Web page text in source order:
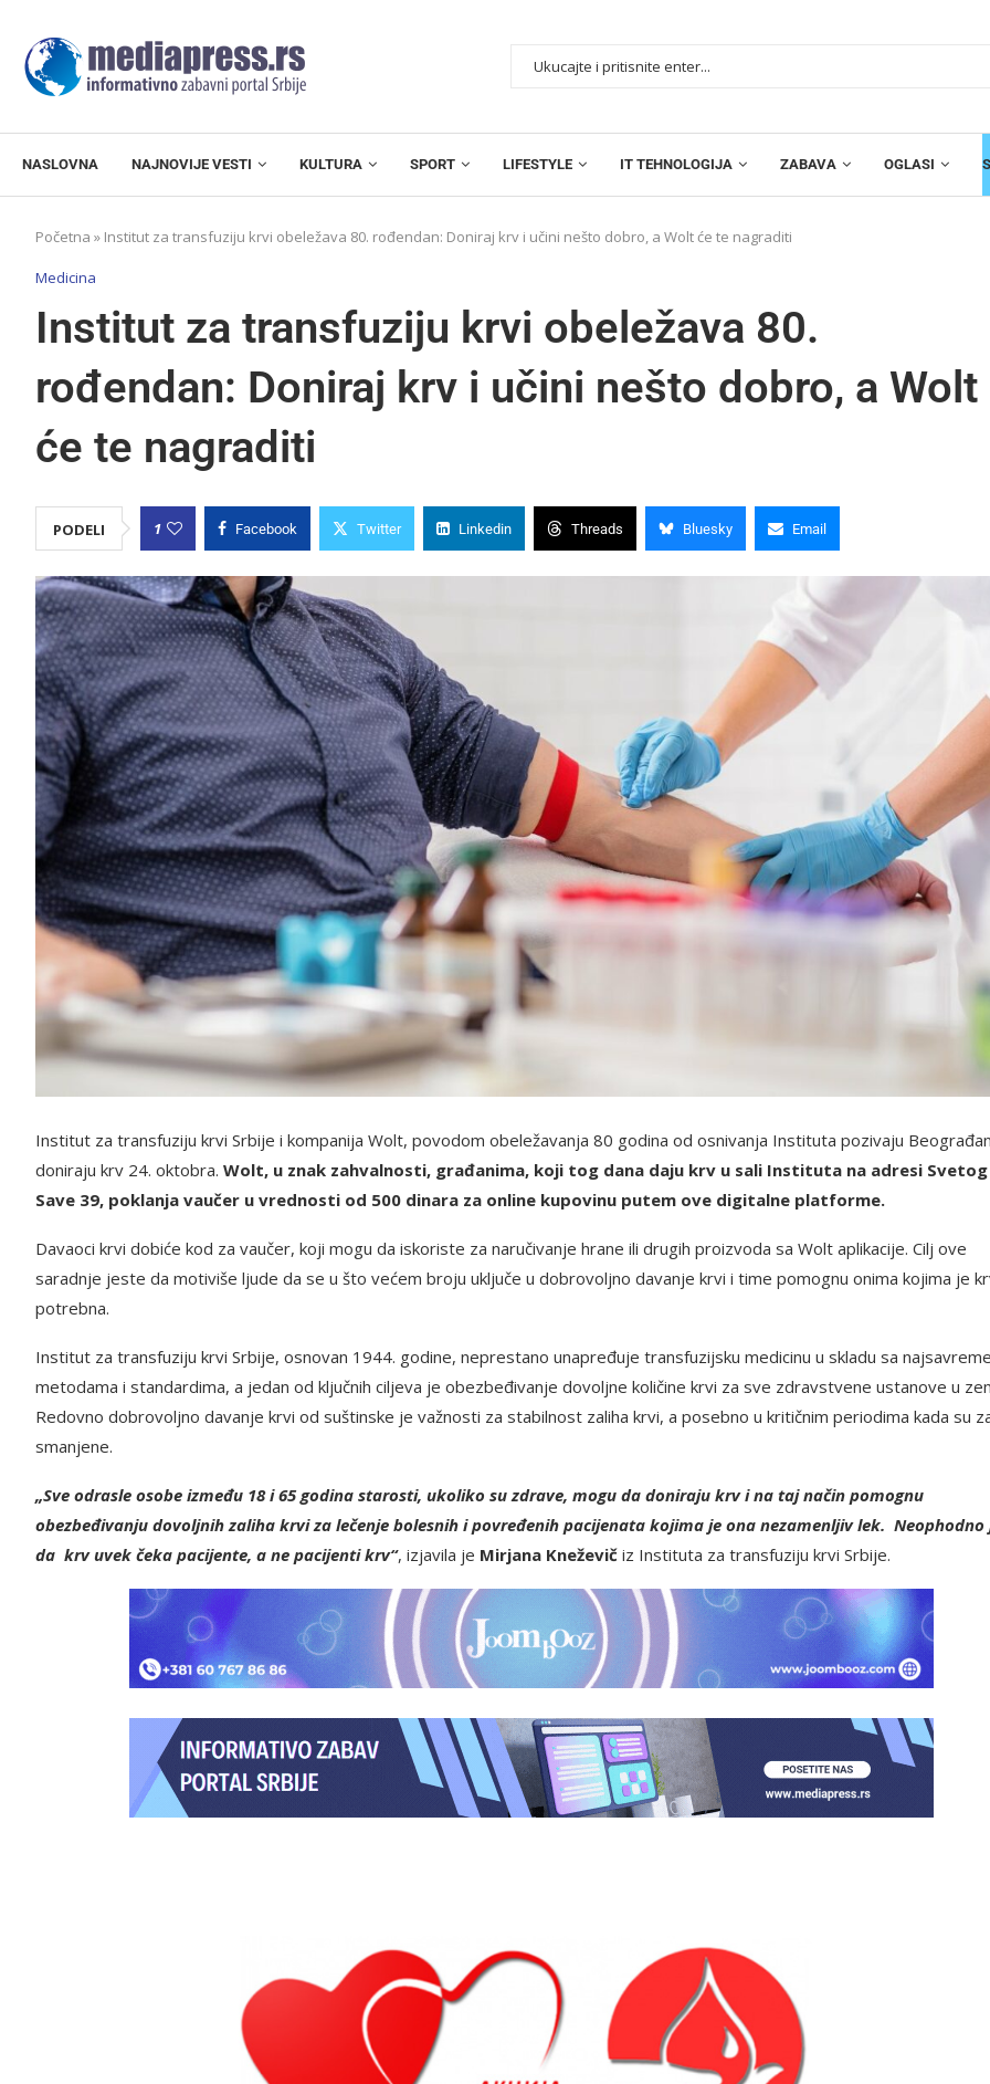
NASLOVNA NAJNOVIJE VESTI KULTURA SPORT LIFESTYLE IT TEHNOLOGIJA ZABAVA OGLASI
Početna » Institut za transfuziju krvi obeležava 80. rođendan: Doniraj krv i učini nešto dobro, a Wolt će te nagraditi
Medicina
Institut za transfuziju krvi obeležava 80.
rođendan: Doniraj krv i učini nešto dobro, a Wolt
će te nagraditi
PODELI 1 Facebook Twitter Linkedin Threads Bluesky Email
Institut za transfuziju krvi Srbije i kompanija Wolt, povodom obeležavanja 80 godina od osnivanja Instituta pozivaju
doniraju krv 24. oktobra. Wolt, u znak zahvalnosti, građanima, koji tog dana daju krv u sali Instituta na adresi Svetog
Save 39, poklanja vaučer u vrednosti od 500 dinara za online kupovinu putem ove digitalne platforme.
Davaoci krvi dobiće kod za vaučer, koji mogu da iskoriste za naručivanje hrane ili drugih proizvoda sa Wolt aplikacije. Cilj ove
saradnje jeste da motiviše ljude da se u što većem broju uključe u dobrovoljno davanje krvi i time pomognu onima kojima je
potrebna.
Institut za transfuziju krvi Srbije, osnovan 1944. godine, neprestano unapređuje transfuzijsku medicinu u skladu sa
metodama i standardima, a jedan od ključnih ciljeva je obezbeđivanje dovoljne količine krvi za sve zdravstvene ustanove u
Redovno dobrovoljno davanje krvi od suštinske je važnosti za stabilnost zaliha krvi, a posebno u kritičnim periodima kada su
smanjene.
„Sve odrasle osobe između 18 i 65 godina starosti, ukoliko su zdrave, mogu da doniraju krv i na taj način pomognu
obezbeđivanju dovoljnih zaliha krvi za lečenje bolesnih i povređenih pacijenata kojima je ona nezamenljiv lek. Neophodno
da krv uvek čeka pacijente, a ne pacijenti krv“, izjavila je Mirjana Kneževič iz Instituta za transfuziju krvi Srbije.